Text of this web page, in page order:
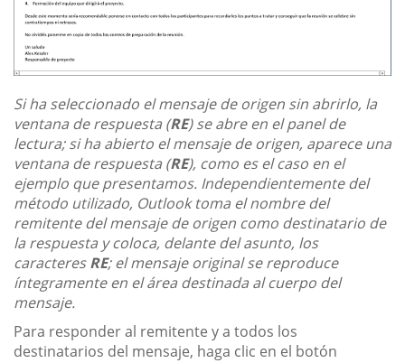
Si ha seleccionado el mensaje de origen sin abrirlo, la
ventana de respuesta (RE) se abre en el panel de
lectura; si ha abierto el mensaje de origen, aparece una
ventana de respuesta (RE), como es el caso en el
ejemplo que presentamos. Independientemente del
método utilizado, Outlook toma el nombre del
remitente del mensaje de origen como destinatario de
la respuesta y coloca, delante del asunto, los
caracteresRE; el mensaje original se reproduce
íntegramente en el área destinada al cuerpo del
mensaje.
Para responder al remitente y a todos los
destinatarios del mensaje, haga clic en el botón